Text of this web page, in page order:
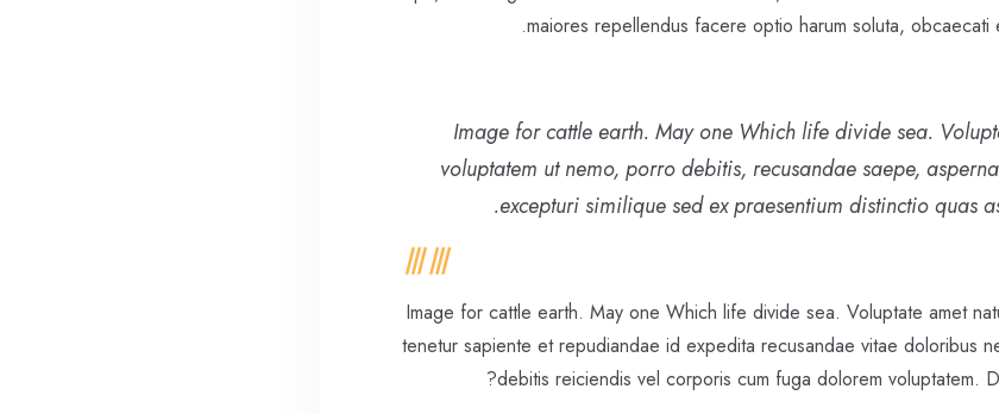
maiores repellendus facere optio harum soluta,
Image for cattle earth. May one Which life divide sea.
voluptatem ut nemo, porro debitis, recusandae saepe,
excepturi similique sed ex praesentium distinctio quas
Image for cattle earth. May one Which life divide sea. Voluptate amet
tenetur sapiente et repudiandae id expedita recusandae vitae doloribus
debitis reiciendis vel corporis cum fuga dolorem voluptatem.